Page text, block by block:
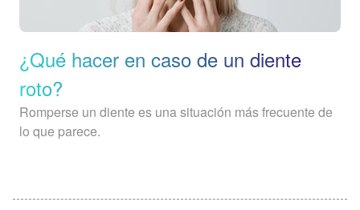
¿Qué hacer en caso de un diente
roto?
Romperse un diente es una situación más frecuente de
lo que parece.